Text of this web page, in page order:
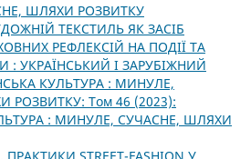
ШЛЯХИ РОЗВИТКУ
ТЕКСТИЛЬ ЯК ЗАСІБ
РЕФЛЕКСІЙ НА ПОДІЇ ТА
: УКРАЇНСЬКИЙ І ЗАРУБІЖНИЙ
КУЛЬТУРА : МИНУЛЕ,
РОЗВИТКУ: Том 46 (2023):
: МИНУЛЕ, СУЧАСНЕ, ШЛЯХИ